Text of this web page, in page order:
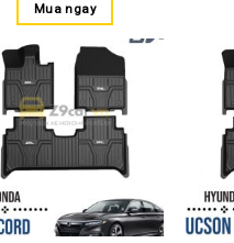
Mua ngay
Thêm
vào
yêu
thích